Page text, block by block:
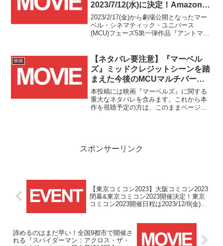
2023/7/12(水)に決定！Amazon限
定版の予約受付もスタート！！
2023/2/17(金)から劇場公開となったマー
ベル・シネマティック・ユニバース
(MCU)フェーズ5第一弾作品『アントマン
す！！
映画
【ネタバレ要注意】『マーベル
ズ』ミッドクレジットシーンを踏
まえた今後のMCUマルチバー
ス・サーガ展開に関する考察
本投稿には映画『マーベルズ』に関する
重大なネタバレを含みます。これから本
作を視聴予定の方は、このままページを
スポンサーリンク
【東京コミコン2023】大阪コミコン2023
閉幕&東京コミコン2023開催決定！東京
コミコン2023開催日程は2023/12/8(金)・
諦めるのはまだ早い！全国9都市で開催さ
れる『スパイダーマン：アクロス・ザ・